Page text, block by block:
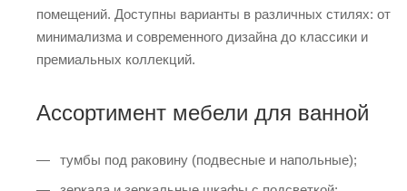
помещений. Доступны варианты в различных стилях: от
минимализма и современного дизайна до классики и
премиальных коллекций.
Ассортимент мебели для ванной
тумбы под раковину (подвесные и напольные);